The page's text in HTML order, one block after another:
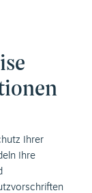
Ihrer
Ihre